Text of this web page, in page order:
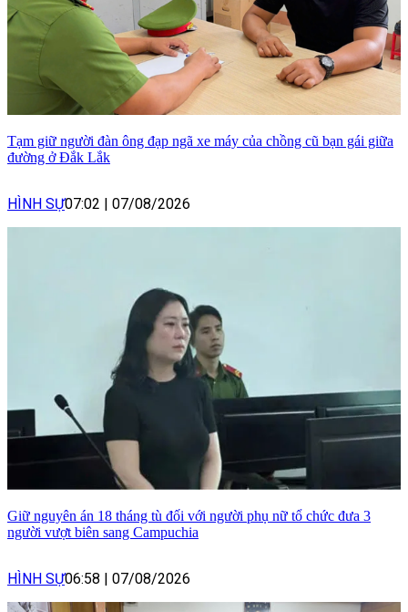
Tạm giữ người đàn ông đạp ngã xe máy của chồng cũ bạn gái giữa
đường ở Đắk Lắk
HÌNH SỰ07:02 07/08/2026
Giữ nguyên án 18 tháng tù đối với người phụ nữ tổ chức đưa 3
người vượt biên sang Campuchia
HÌNH SỰ06:58 07/08/2026